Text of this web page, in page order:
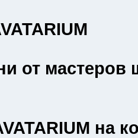
от мастеров
на